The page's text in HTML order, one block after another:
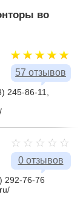
во
57 отзывов
245-86-11,
0 отзывов
292-76-76